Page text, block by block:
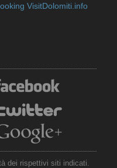
VisitDolomiti.info
dei rispettivi siti indicati.